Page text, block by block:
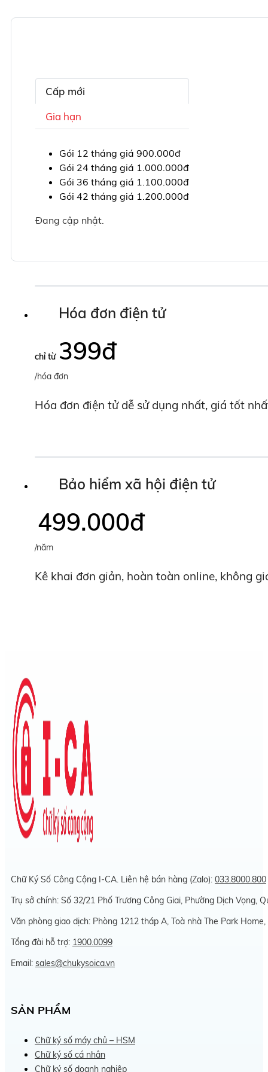
Cấp mới
Gia hạn
Gói 12 tháng giá 900.000đ
Gói 24 tháng giá 1.000.000đ
Gói 36 tháng giá 1.100.000đ
Gói 42 tháng giá 1.200.000đ
Đang cập nhật.
Hóa đơn điện tử
chỉ từ 399đ
/hóa đơn
Hóa đơn điện tử dễ sử dụng nhất, giá tốt
Bảo hiểm xã hội điện tử
499.000đ
/năm
Kê khai đơn giản, hoàn toàn online, không
Chữ Ký Số Công Cộng I-CA. Liên hệ bán hàng (Zalo): 033.8000.800
Trụ sở chính: Số 32/21 Phố Trương Công Giai, Phường Dịch Vọng,
Văn phòng giao dịch: Phòng 1212 tháp A, Toà nhà The Park
Tổng đài hỗ trợ: 1900.0099
Email: sales@chukysoica.vn
SẢN PHẨM
Chữ ký số máy chủ – HSM
Chữ ký số cá nhân
Chữ ký số doanh nghiệp